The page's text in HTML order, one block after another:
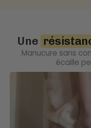
Une
Manucure sans
écaille